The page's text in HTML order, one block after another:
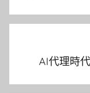
覽
AI代理時